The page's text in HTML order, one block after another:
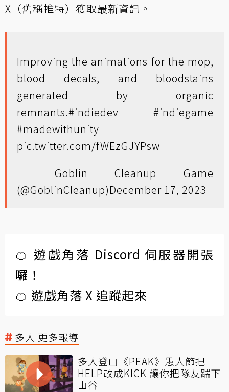
X（舊稱推特）獲取最新資訊。
Improving the animations for the mop,
blood decals, and bloodstains
generated by organic
remnants.#indiedev
#indiegame
#madewithunity
pic.twitter.com/fWEzGJYPsw
— Goblin Cleanup Game
(@GoblinCleanup)December 17, 2023
🍊 遊戲角落 Discord 伺服器開張
囉！
🍊 遊戲角落 X 追蹤起來
多人 更多報導
多人登山《PEAK》愚人節把
HELP改成KICK 讓你把隊友踹下
山谷